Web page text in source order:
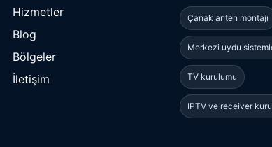
Hizmetler
Blog
Bölgeler
İletişim
Çanak anten montajı
Merkezi uydu
TV kurulumu
IPTV ve receiver